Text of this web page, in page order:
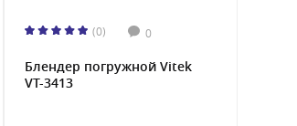
(0) 0
Блендер погружной Vitek
VT-3413